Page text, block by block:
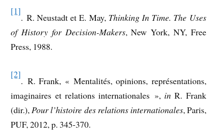
[1]
. R. Neustadt et E. May, Thinking In Time. The Uses
of History for Decision-Makers, New York, NY, Free
Press, 1988.
[2]
. R. Frank, « Mentalités, opinions, représentations,
imaginaires et relations internationales », inR. Frank
(dir.), Pour l’histoire des relations internationales, Paris,
PUF, 2012, p. 345-370.